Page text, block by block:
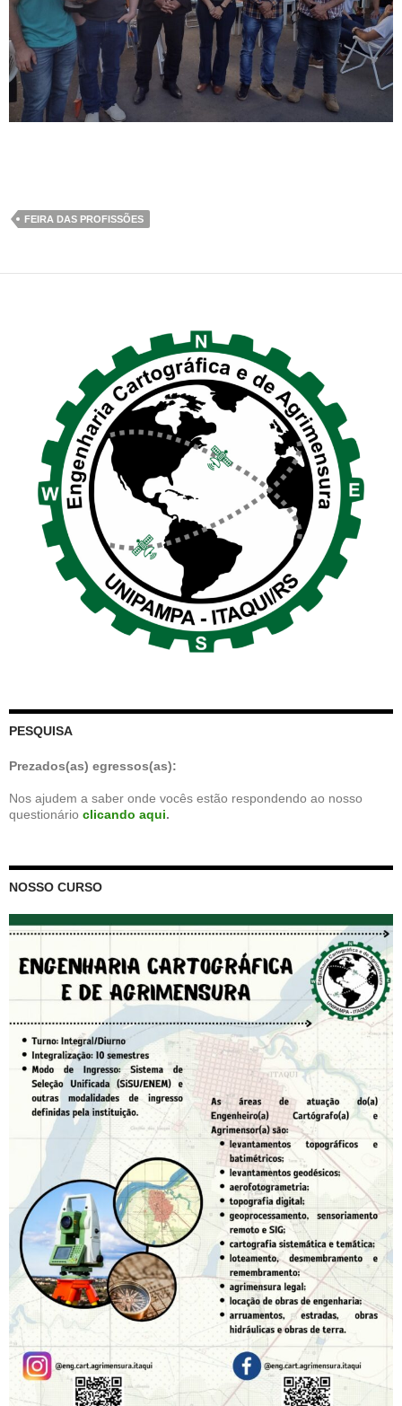
FEIRA DAS PROFISSÕES
PESQUISA
Prezados(as) egressos(as):
Nos ajudem a saber onde vocês estão respondendo ao nosso
questionário clicando aqui.
NOSSO CURSO